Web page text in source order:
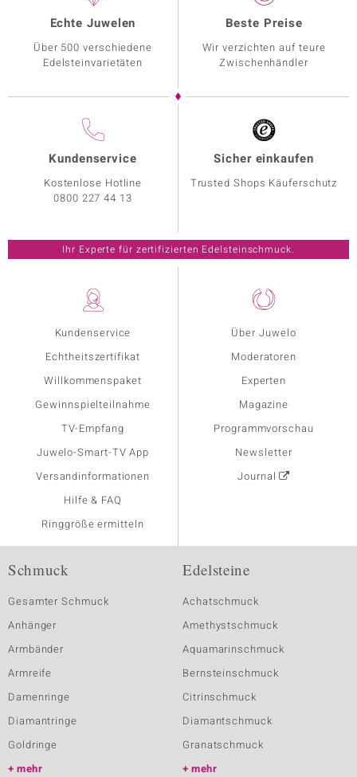
Kundenservice
Echtheitszertifikat
Willkommenspaket
Gewinnspielteilnahme
TV-Empfang
Juwelo-Smart-TV App
Versandinformationen
Hilfe & FAQ
Ringgröße ermitteln
Über Juwelo
Moderatoren
Experten
Magazine
Programmvorschau
Newsletter
Journal
Echte Juwelen
Über 500 verschiedene
Edelsteinvarietäten
Beste Preise
Wir verzichten auf teure
Zwischenhändler
Kundenservice
Kostenlose Hotline
0800 227 44 13
Sicher einkaufen
Trusted Shops Käuferschutz
Ihr Experte für zertifizierten Edelsteinschmuck.
Schmuck
Gesamter Schmuck
Anhänger
Armbänder
Armreife
Damenringe
Diamantringe
Goldringe
mehr
Edelsteine
Achatschmuck
Amethystschmuck
Aquamarinschmuck
Bernsteinschmuck
Citrinschmuck
Diamantschmuck
Granatschmuck
mehr